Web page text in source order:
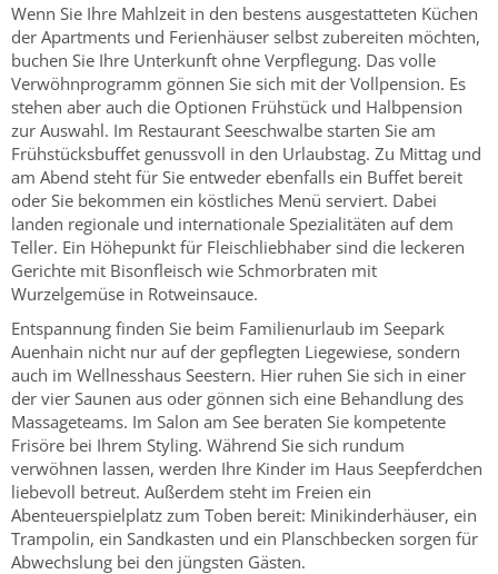
Wenn Sie Ihre Mahlzeit in den bestens ausgestatteten Küchen
der Apartments und Ferienhäuser selbst zubereiten möchten,
buchen Sie Ihre Unterkunft ohne Verpflegung. Das volle
Verwöhnprogramm gönnen Sie sich mit der Vollpension. Es
stehen aber auch die Optionen Frühstück und Halbpension
zur Auswahl. Im Restaurant Seeschwalbe starten Sie am
Frühstücksbuffet genussvoll in den Urlaubstag. Zu Mittag und
am Abend steht für Sie entweder ebenfalls ein Buffet bereit
oder Sie bekommen ein köstliches Menü serviert. Dabei
landen regionale und internationale Spezialitäten auf dem
Teller. Ein Höhepunkt für Fleischliebhaber sind die leckeren
Gerichte mit Bisonfleisch wie Schmorbraten mit
Wurzelgemüse in Rotweinsauce.
Entspannung finden Sie beim Familienurlaub im Seepark
Auenhain nicht nur auf der gepflegten Liegewiese, sondern
auch im Wellnesshaus Seestern. Hier ruhen Sie sich in einer
der vier Saunen aus oder gönnen sich eine Behandlung des
Massageteams. Im Salon am See beraten Sie kompetente
Frisöre bei Ihrem Styling. Während Sie sich rundum
verwöhnen lassen, werden Ihre Kinder im Haus Seepferdchen
liebevoll betreut. Außerdem steht im Freien ein
Abenteuerspielplatz zum Toben bereit: Minikinderhäuser, ein
Trampolin, ein Sandkasten und ein Planschbecken sorgen für
Abwechslung bei den jüngsten Gästen.